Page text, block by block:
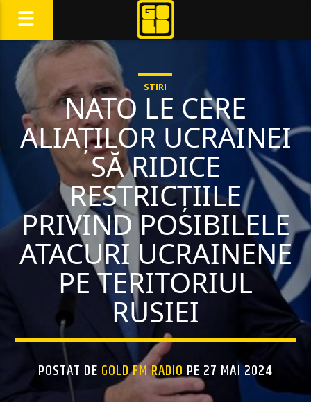
STIRI
NATO LE CERE
ALIAȚILOR UCRAINEI
SĂ RIDICE
RESTRICȚIILE
PRIVIND POSIBILELE
ATACURI UCRAINENE
PE TERITORIUL
RUSIEI
POSTAT DE GOLD FM RADIOPE 27 MAI 2024